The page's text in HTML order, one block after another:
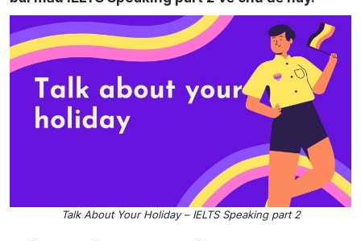
Talk About Your Holiday – IELTS Speaking part 2